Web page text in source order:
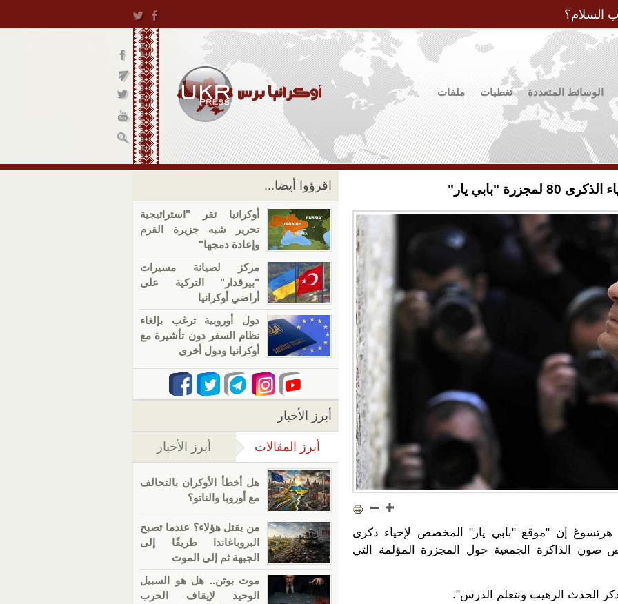
السلام؟
الوسائط المتعددة تغطيات ملفات
"بابي يار"
هرتسوغ إن "موقع "بابي يار" المخصص لإحياء ذكرى
صون الذاكرة الجمعية حول المجزرة المؤلمة التي
الحدث الرهيب ونتعلم الدرس".
اقرؤوا أيضا...
أوكرانيا تقر "استراتيجية
تحرير شبه جزيرة القرم
وإعادة دمجها"
مركز لصيانة مسيرات
"بيرقدار" التركية على
أراضي أوكرانيا
دول أوروبية ترغب بإلغاء
نظام السفر دون تأشيرة مع
أوكرانيا ودول أخرى
أبرز الأخبار
أبرز المقالات (علامة التبويب النشطة)
أبرز الأخبار
هل أخطأ الأوكران بالتحالف
مع أوروبا والناتو؟
من يقتل هؤلاء؟ عندما تصبح
البروباغاندا طريقًا إلى
الجبهة ثم إلى الموت
موت بوتن.. هل هو السبيل
الوحيد لإيقاف الحرب